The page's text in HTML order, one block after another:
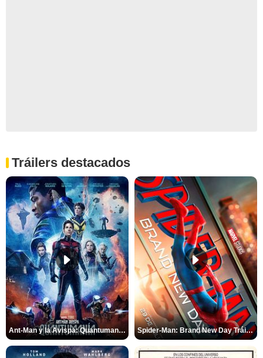
Tráilers destacados
Ant-Man y la Avispa: Quantumanía Tráiler (2) Spider-Man: Brand New Day Tráiler (3)